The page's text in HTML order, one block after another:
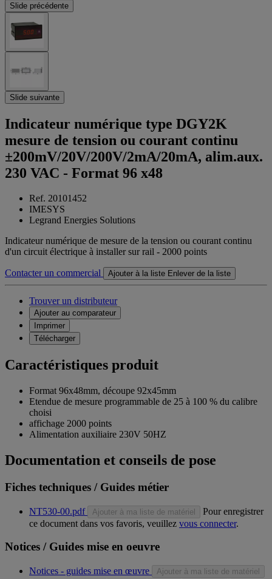
Slide précédente
Slide suivante
Indicateur numérique type DGY2K
mesure de tension ou courant continu
±200mV/20V/200V/2mA/20mA, alim.aux.
230 VAC - Format 96 x48
Ref. 20101452
IMESYS
Legrand Energies Solutions
Indicateur numérique de mesure de la tension ou courant continu
d'un circuit électrique à installer sur rail - 2000 points
Contacter un commercial Ajouter à la liste Enlever de la liste
Trouver un distributeur
Ajouter au comparateur
Imprimer
Télécharger
Caractéristiques produit
Format 96x48mm, découpe 92x45mm
Etendue de mesure programmable de 25 à 100 % du calibre
choisi
affichage 2000 points
Alimentation auxiliaire 230V 50HZ
Documentation et conseils de pose
Fiches techniques / Guides métier
NT530-00.pdf Ajouter à ma liste de matériel
Pour enregistrer
ce document dans vos favoris, veuillez vous connecter.
Notices / Guides mise en oeuvre
Notices - guides mise en œuvre Ajouter à ma liste de matériel